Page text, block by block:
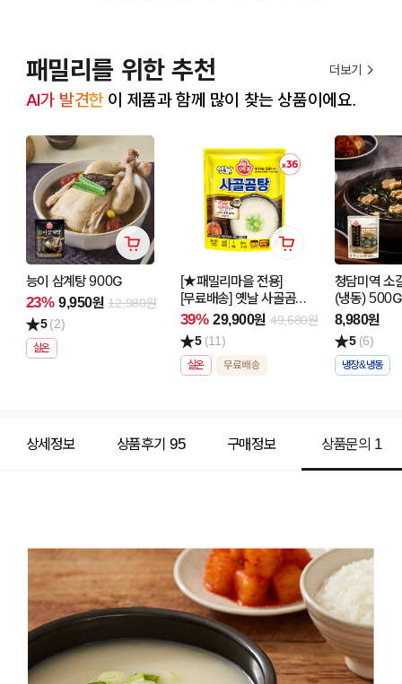
패밀리를 위한 추천 더보기
AI가 발견한 이 제품과 함께 많이 찾는 상품이에요.
능이 삼계탕 900G
23% 9,950원 12,980원
5(2)
실온
[★패밀리마을 전용]
[무료배송] 옛날 사골곰탕
350G 36개
39% 29,900원 49,680원
5 (11)
실온
청담미역 소
(냉동) 500G
8,980원
5 (6)
냉장&냉동
상세정보 상품후기 95 구매정보 상품문의 1